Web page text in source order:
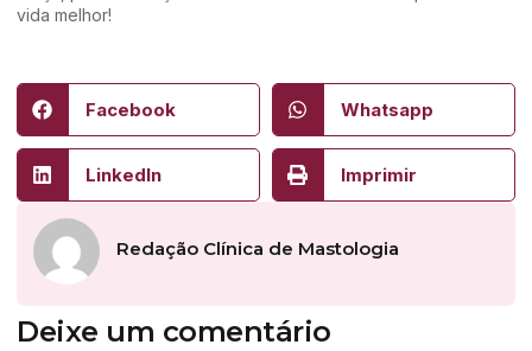
vida melhor!
Facebook Whatsapp
LinkedIn Imprimir
Redação Clínica de Mastologia
Deixe um comentário